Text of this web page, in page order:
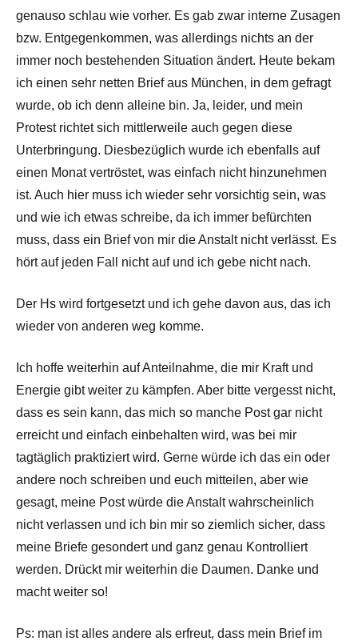
genauso schlau wie vorher. Es gab zwar interne Zusagen
bzw. Entgegenkommen, was allerdings nichts an der
immer noch bestehenden Situation ändert. Heute bekam
ich einen sehr netten Brief aus München, in dem gefragt
wurde, ob ich denn alleine bin. Ja, leider, und mein
Protest richtet sich mittlerweile auch gegen diese
Unterbringung. Diesbezüglich wurde ich ebenfalls auf
einen Monat vertröstet, was einfach nicht hinzunehmen
ist. Auch hier muss ich wieder sehr vorsichtig sein, was
und wie ich etwas schreibe, da ich immer befürchten
muss, dass ein Brief von mir die Anstalt nicht verlässt. Es
hört auf jeden Fall nicht auf und ich gebe nicht nach.
Der Hs wird fortgesetzt und ich gehe davon aus, das ich
wieder von anderen weg komme.
Ich hoffe weiterhin auf Anteilnahme, die mir Kraft und
Energie gibt weiter zu kämpfen. Aber bitte vergesst nicht,
dass es sein kann, das mich so manche Post gar nicht
erreicht und einfach einbehalten wird, was bei mir
tagtäglich praktiziert wird. Gerne würde ich das ein oder
andere noch schreiben und euch mitteilen, aber wie
gesagt, meine Post würde die Anstalt wahrscheinlich
nicht verlassen und ich bin mir so ziemlich sicher, dass
meine Briefe gesondert und ganz genau Kontrolliert
werden. Drückt mir weiterhin die Daumen. Danke und
macht weiter so!
Ps: man ist alles andere als erfreut, dass mein Brief im